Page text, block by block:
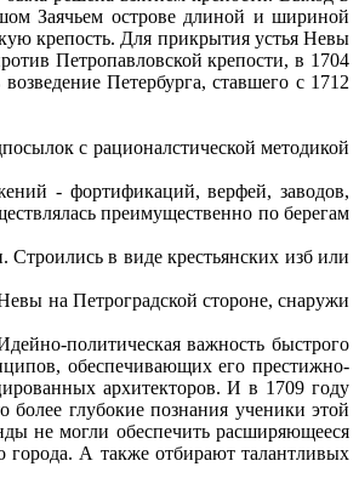
Заячьем острове длиной и шириной
крепость. Для прикрытия устья Невы
Петропавловской крепости, в 1704
Петербурга, ставшего с 1712
с рационалстической методикой
- фортификаций, верфей, заводов,
преимущественно по берегам
в виде крестьянских изб или
на Петроградской стороне, снаружи
политическая важность быстрого
обеспечивающих его престижно-
архитекторов. И в 1709 году
более глубокие познания ученики этой
не могли обеспечить расширяющееся
города. А также отбирают талантливых